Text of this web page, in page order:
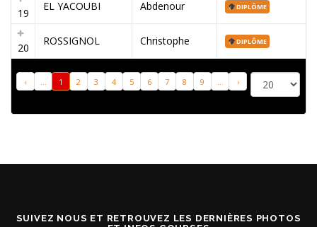
19
EL YACOUBI Abdenour DIPLÔME
20
ROSSIGNOL Christophe DIPLÔME
‹ 1 2 3 4 5 6 7 8 9 ›
SUIVEZ NOUS ET RETROUVEZ LES DERNIÈRES PHOTOS